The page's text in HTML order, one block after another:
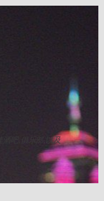
酒吧,俱乐部,以及